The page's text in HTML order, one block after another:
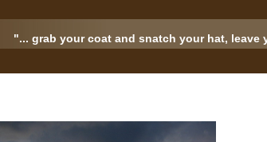
"... grab your coat and snatch your hat,